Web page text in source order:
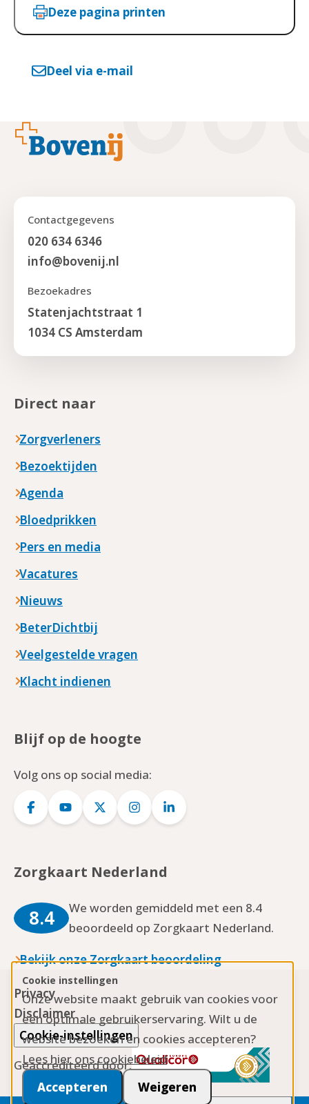
Cookie instellingen
Onze website maakt gebruik van cookies voor
een optimale gebruikerservaring. Wilt u de
website bezoeken en cookies accepteren?
Lees hier ons cookiebeleid
Accepteren
Weigeren
Deze pagina printen
Deel via e-mail
Footer
Contactgegevens
020 634 6346
info@bovenij.nl
Bezoekadres
Statenjachtstraat 1
1034 CS Amsterdam
Direct naar
Zorgverleners
Bezoektijden
Agenda
Bloedprikken
Pers en media
Vacatures
Nieuws
BeterDichtbij
Veelgestelde vragen
Klacht indienen
Blijf op de hoogte
Volg ons op social media:
Logo
Logo
Logo
Logo
Logo
Zorgkaart Nederland
8.4
We worden gemiddeld met een 8.4
beoordeeld op Zorgkaart Nederland.
Bekijk onze Zorgkaart beoordeling
Privacy
Disclaimer
Cookie-instellingen
Geaccrediteerd door: